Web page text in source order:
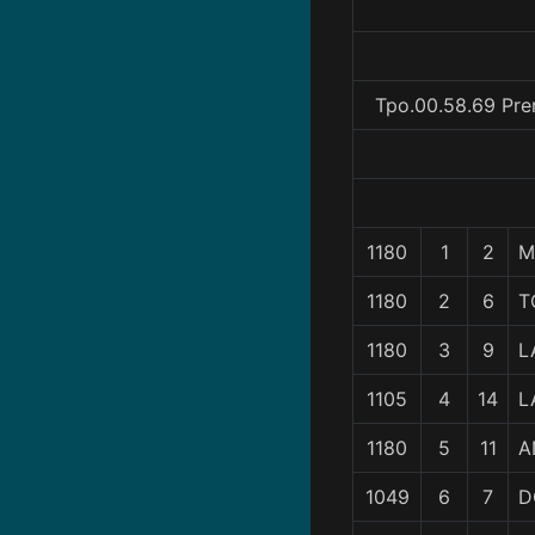
Tpo.00.58.69
1180 1 2
1180 2 6
1180 3 9
1105 4 14
1180 5 11
1049 6 7